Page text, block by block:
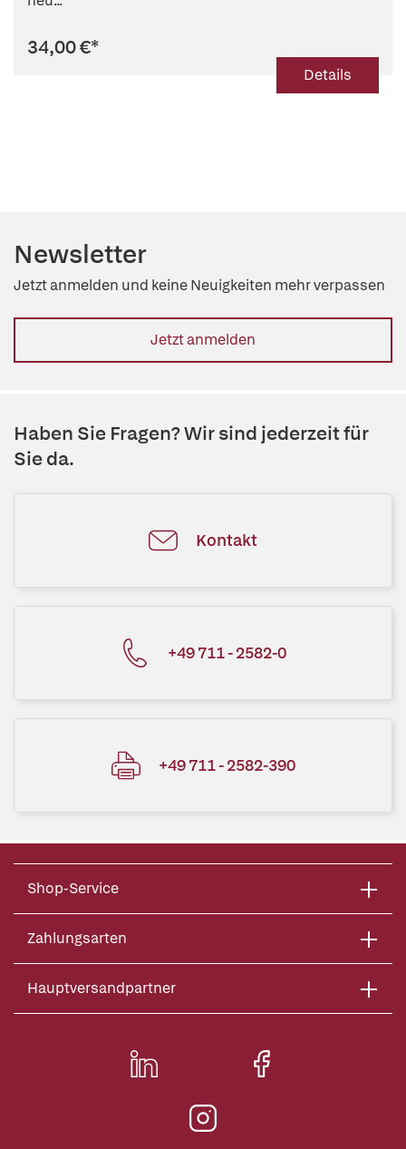
34,00 €*
Details
Newsletter
Jetzt anmelden und keine Neuigkeiten mehr verpassen
Jetzt anmelden
Haben Sie Fragen? Wir sind jederzeit für
Sie da.
Kontakt
+49 711 - 2582-0
+49 711 - 2582-390
Shop-Service
Zahlungsarten
Hauptversandpartner